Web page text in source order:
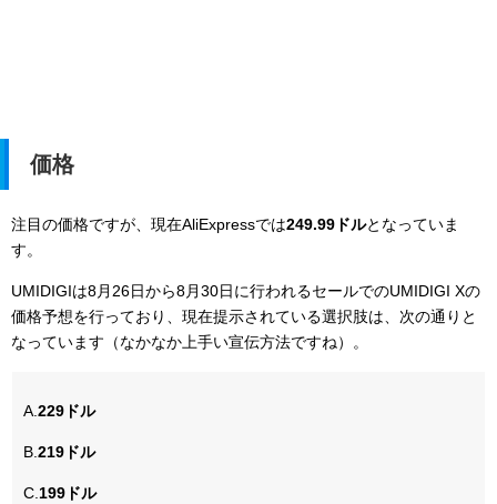
価格
注目の価格ですが、現在AliExpressでは249.99ドルとなっていま
す。
UMIDIGIは8月26日から8月30日に行われるセールでのUMIDIGI Xの
価格予想を行っており、現在提示されている選択肢は、次の通りと
なっています（なかなか上手い宣伝方法ですね）。
A. 229ドル
B. 219ドル
C. 199ドル